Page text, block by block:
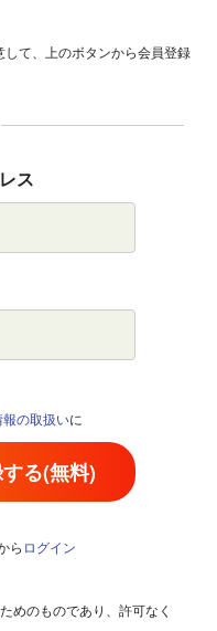
して、上のボタンから会員登録
ス
の取扱いに
る(無料)
ら ログイン
めのものであり、許可なく